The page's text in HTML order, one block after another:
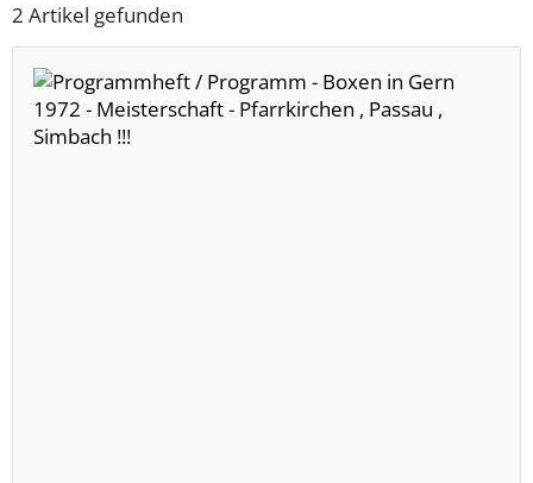
2 Artikel gefunden